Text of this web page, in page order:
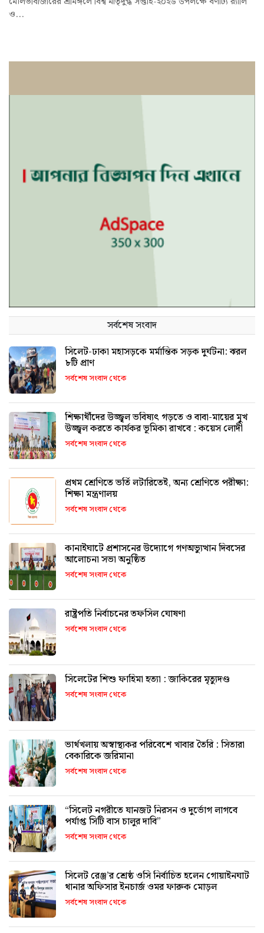
ও...
সর্বশেষ সংবাদ
সিলেট-ঢাকা মহাসড়কে মর্মান্তিক সড়ক দুর্ঘটনা: ঝরল
৮টি প্রাণ
সর্বশেষ সংবাদ থেকে
শিক্ষার্থীদের উজ্জ্বল ভবিষ্যৎ গড়তে ও বাবা-মায়ের মুখ
উজ্জ্বল করতে কার্যকর ভূমিকা রাখবে : কয়েস লোদী
সর্বশেষ সংবাদ থেকে
প্রথম শ্রেণিতে ভর্তি লটারিতেই, অন্য শ্রেণিতে পরীক্ষা:
শিক্ষা মন্ত্রণালয়
সর্বশেষ সংবাদ থেকে
কানাইঘাটে প্রশাসনের উদ্যোগে গণঅভ্যুত্থান দিবসের
আলোচনা সভা অনুষ্ঠিত
সর্বশেষ সংবাদ থেকে
রাষ্ট্রপতি নির্বাচনের তফসিল ঘোষণা
সর্বশেষ সংবাদ থেকে
সিলেটের শিশু ফাহিমা হত্যা : জাকিরের মৃত্যুদণ্ড
সর্বশেষ সংবাদ থেকে
ভার্থখলায় অস্বাস্থ্যকর পরিবেশে খাবার তৈরি : সিতারা
বেকারিকে জরিমানা
সর্বশেষ সংবাদ থেকে
“সিলেট নগরীতে যানজট নিরসন ও দুর্ভোগ লাগবে
পর্যাপ্ত সিটি বাস চালুর দাবি”
সর্বশেষ সংবাদ থেকে
সিলেট রেঞ্জ’র শ্রেষ্ঠ ওসি নির্বাচিত হলেন গোয়াইনঘাট
থানার অফিসার ইনচার্জ ওমর ফারুক মোড়ল
সর্বশেষ সংবাদ থেকে